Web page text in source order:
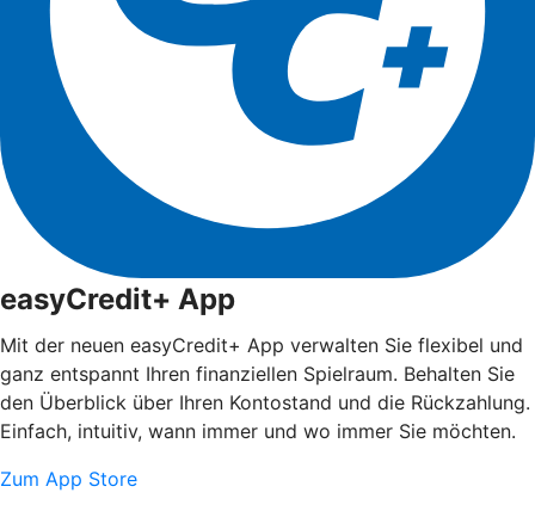
easyCredit+ App
Mit der neuen easyCredit+ App verwalten Sie flexibel und
ganz entspannt Ihren finanziellen Spielraum. Behalten Sie
den Überblick über Ihren Kontostand und die Rückzahlung.
Einfach, intuitiv, wann immer und wo immer Sie möchten.
Zum App Store